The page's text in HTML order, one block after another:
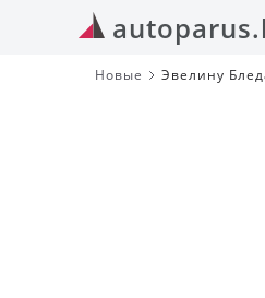
Новые Эвелину